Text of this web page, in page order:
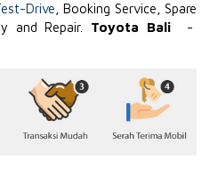
Drive , Booking Service, Spare
and Repair. Toyota Bali -